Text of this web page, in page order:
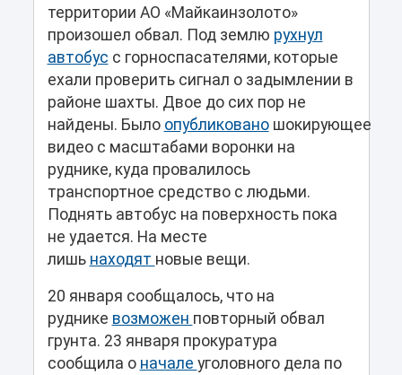
территории АО «Майкаинзолото»
произошел обвал. Под землю рухнул
автобус с горноспасателями, которые
ехали проверить сигнал о задымлении в
районе шахты. Двое до сих пор не
найдены. Было опубликованошокирующее
видео с масштабами воронки на
руднике, куда провалилось
транспортное средство с людьми.
Поднять автобус на поверхность пока
не удается. На месте
лишь находят новые вещи.
20 января сообщалось, что на
руднике возможен повторный обвал
грунта. 23 января прокуратура
сообщила о начале уголовного дела по